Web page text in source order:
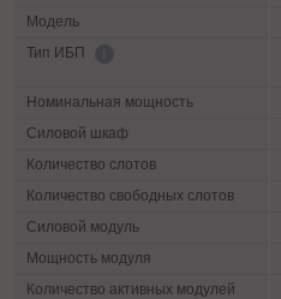
Модель
Тип ИБП
Номинальная мощность
Силовой шкаф
Количество слотов
Количество свободных слотов
Силовой модуль
Мощность модуля
Количество активных модулей